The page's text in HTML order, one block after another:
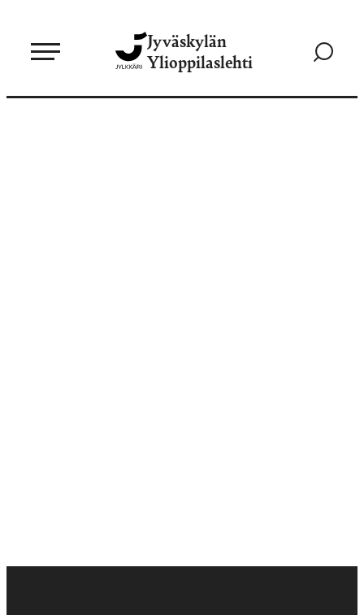
sisältöön
Jyväskylän
Ylioppilaslehti
Siirry